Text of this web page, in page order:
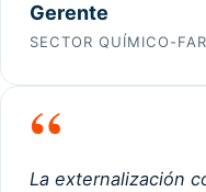
Gerente
SECTOR QUÍMICO-
“
La externalización